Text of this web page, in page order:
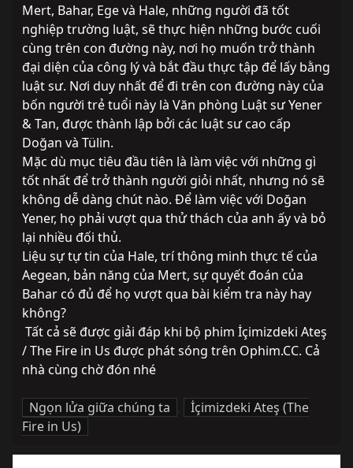
Mert, Bahar, Ege và Hale, những người đã tốt
nghiệp trường luật, sẽ thực hiện những bước cuối
cùng trên con đường này, nơi họ muốn trở thành
đại diện của công lý và bắt đầu thực tập để lấy bằng
luật sư. Nơi duy nhất để đi trên con đường này của
bốn người trẻ tuổi này là Văn phòng Luật sư Yener
& Tan, được thành lập bởi các luật sư cao cấp
Doğan và Tülin.
Mặc dù mục tiêu đầu tiên là làm việc với những gì
tốt nhất để trở thành người giỏi nhất, nhưng nó sẽ
không dễ dàng chút nào. Để làm việc với Doğan
Yener, họ phải vượt qua thử thách của anh ấy và bỏ
lại nhiều đối thủ.
Liệu sự tự tin của Hale, trí thông minh thực tế của
Aegean, bản năng của Mert, sự quyết đoán của
Bahar có đủ để họ vượt qua bài kiểm tra này hay
không?
Tất cả sẽ được giải đáp khi bộ phim İçimizdeki Ateş
/ The Fire in Us được phát sóng trên Ophim.CC. Cả
nhà cùng chờ đón nhé
Ngọn lửa giữa chúng ta ,
İçimizdeki Ateş (The
Fire in Us)